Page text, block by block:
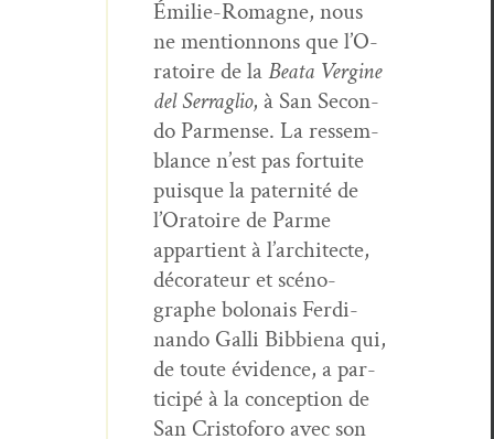
Émi­lie-Romagne, nous
ne men­tion­nons que l’O­
ra­toire de laBea­ta Vergine
del Ser­raglio, à San Sec­on­
do Par­mense. La ressem­
blance n’est pas for­tu­ite
puisque la pater­nité de
l’O­ra­toire de Parme
appar­tient à l’ar­chi­tecte,
déco­ra­teur et scéno­
graphe bolon­ais Fer­di­
nan­do Gal­li Bib­bi­ena qui,
de toute évi­dence, a par­
ticipé à la con­cep­tion de
San Cristo­foro avec son